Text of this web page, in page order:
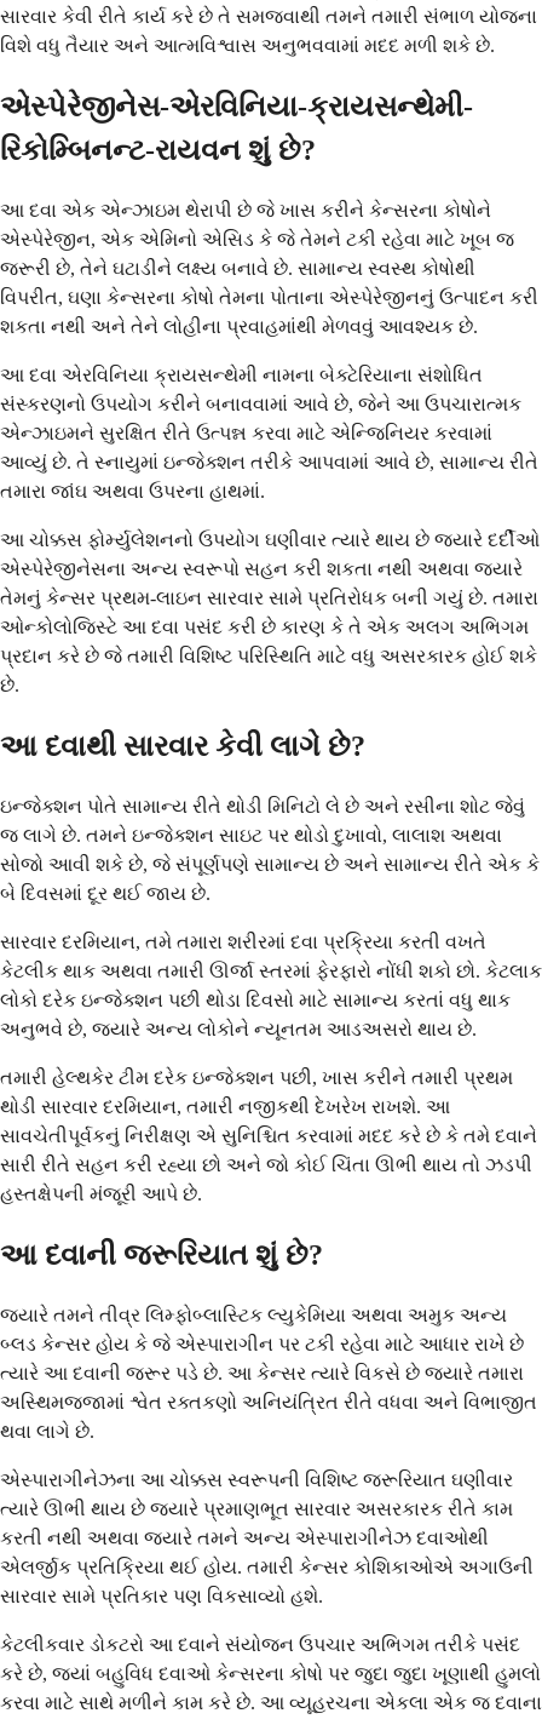
સારવાર કેવી રીતે કાર્ય કરે છે તે સમજવાથી તમને તમારી સંભાળ યોજના
વિશે વધુ તૈયાર અને આત્મવિશ્વાસ અનુભવવામાં મદદ મળી શકે છે.
એસ્પેરેજીનેસ-એરવિનિયા-ક્રાયસન્થેમી-
રિકોમ્બિનન્ટ-રાયવન શું છે?
આ દવા એક એન્ઝાઇમ થેરાપી છે જે ખાસ કરીને કેન્સરના કોષોને
એસ્પેરેજીન, એક એમિનો એસિડ કે જે તેમને ટકી રહેવા માટે ખૂબ જ
જરૂરી છે, તેને ઘટાડીને લક્ષ્ય બનાવે છે. સામાન્ય સ્વસ્થ કોષોથી
વિપરીત, ઘણા કેન્સરના કોષો તેમના પોતાના એસ્પેરેજીનનું ઉત્પાદન કરી
શકતા નથી અને તેને લોહીના પ્રવાહમાંથી મેળવવું આવશ્યક છે.
આ દવા એરવિનિયા ક્રાયસન્થેમી નામના બેક્ટેરિયાના સંશોધિત
સંસ્કરણનો ઉપયોગ કરીને બનાવવામાં આવે છે, જેને આ ઉપચારાત્મક
એન્ઝાઇમને સુરક્ષિત રીતે ઉત્પન્ન કરવા માટે એન્જિનિયર કરવામાં
આવ્યું છે. તે સ્નાયુમાં ઇન્જેક્શન તરીકે આપવામાં આવે છે, સામાન્ય રીતે
તમારા જાંઘ અથવા ઉપરના હાથમાં.
આ ચોક્કસ ફોર્મ્યુલેશનનો ઉપયોગ ઘણીવાર ત્યારે થાય છે જ્યારે દર્દીઓ
એસ્પેરેજીનેસના અન્ય સ્વરૂપો સહન કરી શકતા નથી અથવા જ્યારે
તેમનું કેન્સર પ્રથમ-લાઇન સારવાર સામે પ્રતિરોધક બની ગયું છે. તમારા
ઓન્કોલોજિસ્ટે આ દવા પસંદ કરી છે કારણ કે તે એક અલગ અભિગમ
પ્રદાન કરે છે જે તમારી વિશિષ્ટ પરિસ્થિતિ માટે વધુ અસરકારક હોઈ શકે
છે.
આ દવાથી સારવાર કેવી લાગે છે?
ઇન્જેક્શન પોતે સામાન્ય રીતે થોડી મિનિટો લે છે અને રસીના શોટ જેવું
જ લાગે છે. તમને ઇન્જેક્શન સાઇટ પર થોડો દુખાવો, લાલાશ અથવા
સોજો આવી શકે છે, જે સંપૂર્ણપણે સામાન્ય છે અને સામાન્ય રીતે એક કે
બે દિવસમાં દૂર થઈ જાય છે.
સારવાર દરમિયાન, તમે તમારા શરીરમાં દવા પ્રક્રિયા કરતી વખતે
કેટલીક થાક અથવા તમારી ઊર્જા સ્તરમાં ફેરફારો નોંધી શકો છો. કેટલાક
લોકો દરેક ઇન્જેક્શન પછી થોડા દિવસો માટે સામાન્ય કરતાં વધુ થાક
અનુભવે છે, જ્યારે અન્ય લોકોને ન્યૂનતમ આડઅસરો થાય છે.
તમારી હેલ્થકેર ટીમ દરેક ઇન્જેક્શન પછી, ખાસ કરીને તમારી પ્રથમ
થોડી સારવાર દરમિયાન, તમારી નજીકથી દેખરેખ રાખશે. આ
સાવચેતીપૂર્વકનું નિરીક્ષણ એ સુનિશ્ચિત કરવામાં મદદ કરે છે કે તમે દવાને
સારી રીતે સહન કરી રહ્યા છો અને જો કોઈ ચિંતા ઊભી થાય તો ઝડપી
હસ્તક્ષેપની મંજૂરી આપે છે.
આ દવાની જરૂરિયાત શું છે?
જ્યારે તમને તીવ્ર લિમ્ફોબ્લાસ્ટિક લ્યુકેમિયા અથવા અમુક અન્ય
બ્લડ કેન્સર હોય કે જે એસ્પારાગીન પર ટકી રહેવા માટે આધાર રાખે છે
ત્યારે આ દવાની જરૂર પડે છે. આ કેન્સર ત્યારે વિકસે છે જ્યારે તમારા
અસ્થિમજ્જામાં શ્વેત રક્તકણો અનિયંત્રિત રીતે વધવા અને વિભાજીત
થવા લાગે છે.
એસ્પારાગીનેઝના આ ચોક્કસ સ્વરૂપની વિશિષ્ટ જરૂરિયાત ઘણીવાર
ત્યારે ઊભી થાય છે જ્યારે પ્રમાણભૂત સારવાર અસરકારક રીતે કામ
કરતી નથી અથવા જ્યારે તમને અન્ય એસ્પારાગીનેઝ દવાઓથી
એલર્જીક પ્રતિક્રિયા થઈ હોય. તમારી કેન્સર કોશિકાઓએ અગાઉની
સારવાર સામે પ્રતિકાર પણ વિકસાવ્યો હશે.
કેટલીકવાર ડોકટરો આ દવાને સંયોજન ઉપચાર અભિગમ તરીકે પસંદ
કરે છે, જ્યાં બહુવિધ દવાઓ કેન્સરના કોષો પર જુદા જુદા ખૂણાથી હુમલો
કરવા માટે સાથે મળીને કામ કરે છે. આ વ્યૂહરચના એકલા એક જ દવાના